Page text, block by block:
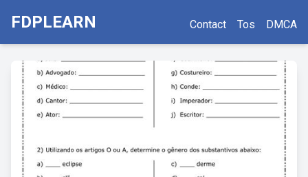
FDPLEARN Contact Tos DMCA